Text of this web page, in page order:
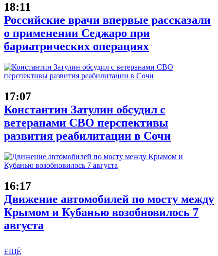
18:11
Российские врачи впервые рассказали
о применении Седжаро при
бариатрических операциях
17:07
Константин Затулин обсудил с
ветеранами СВО перспективы
развития реабилитации в Сочи
16:17
Движение автомобилей по мосту между
Крымом и Кубанью возобновилось 7
августа
ЕЩЁ